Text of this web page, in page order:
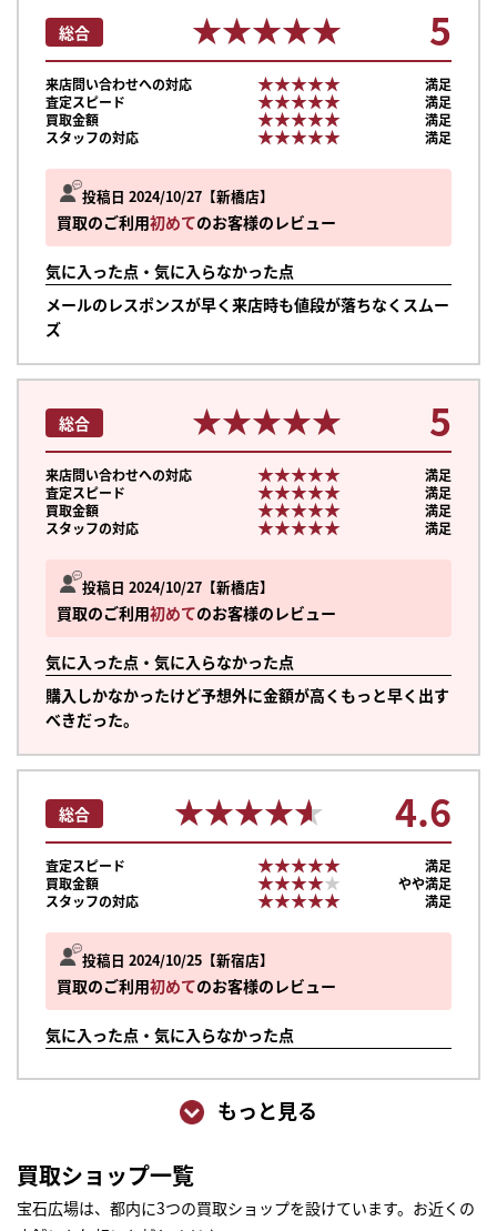
投稿日 2024/10/27 新橋店
買取のご利用初めてのお客様のレビュー
気に入った点・気に入らなかった点
メールのレスポンスが早く来店時も値段が落ちなくスムー
ズ
総合 ★★★★★
★★★★★ 5
来店問い合わせへの対応 ★★★★★
★★★★★
満足
査定スピード
★★★★★
★★★★★
満足
買取金額
★★★★★
★★★★★
満足
スタッフの対応
★★★★★
★★★★★ 満足
投稿日 2024/10/27 新橋店
買取のご利用初めてのお客様のレビュー
気に入った点・気に入らなかった点
購入しかなかったけど予想外に金額が高くもっと早く出す
べきだった。
総合 ★★★★★
★★★★★ 5
来店問い合わせへの対応 ★★★★★
★★★★★
満足
査定スピード
★★★★★
★★★★★
満足
買取金額
★★★★★
★★★★★
満足
スタッフの対応
★★★★★
★★★★★ 満足
投稿日 2024/10/25 新宿店
買取のご利用初めてのお客様のレビュー
気に入った点・気に入らなかった点
総合 ★★★★★
★★★★★ 4.6
査定スピード ★★★★★
★★★★★
満足
買取金額
★★★★★
★★★★★
やや満足
スタッフの対応
★★★★★
★★★★★ 満足
もっと見る
買取ショップ一覧
宝石広場は、都内に3つの買取ショップを設けています。お近くの
かんたん30秒でお試し査定